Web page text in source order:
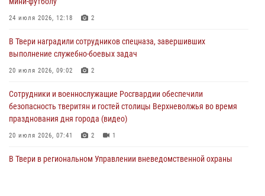
22 июля 2026, 08:35
Представители Росгвардии провели спортивно — патриотическое
мероприятие для воспитанников летнего лагеря в Тверской области
(видео)
24 июля 2026, 12:18 2
В Твери наградили сотрудников спецназа, завершивших
выполнение служебно-боевых задач
20 июля 2026, 09:02 2
Сотрудники и военнослужащие Росгвардии обеспечили
безопасность тверитян и гостей столицы Верхневолжья во время
празднования дня города (видео)
20 июля 2026, 07:41 2 1
В Твери в региональном Управлении вневедомственной охраны